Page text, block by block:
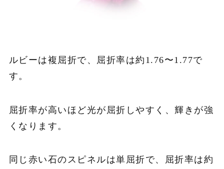
ルビーは複屈折で、屈折率は約1.76〜1.77で
す。
屈折率が高いほど光が屈折しやすく、輝きが強
くなります。
同 じ赤い石のスピネルは単屈折で、屈折率は約